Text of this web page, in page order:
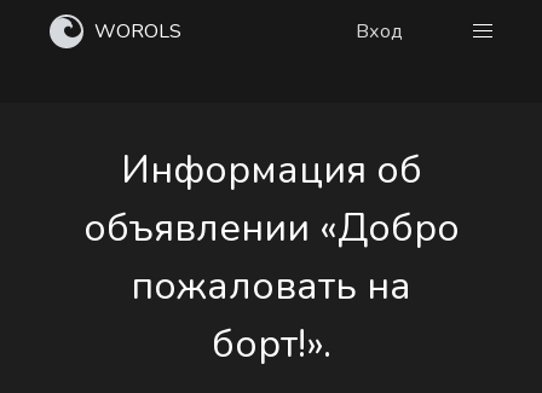
WOROLS Вход
Информация об
объявлении «Добро
пожаловать на
борт!».